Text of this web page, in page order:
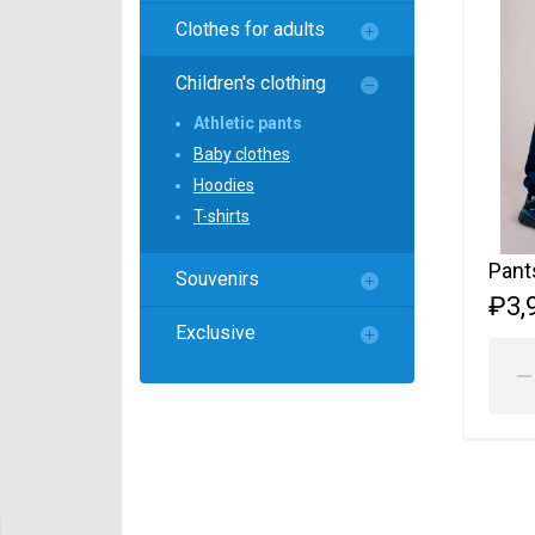
ЦСКА
Clothes for adults
Children's clothing
Athletic pants
Baby clothes
Hoodies
T-shirts
Souvenirs
Exclusive